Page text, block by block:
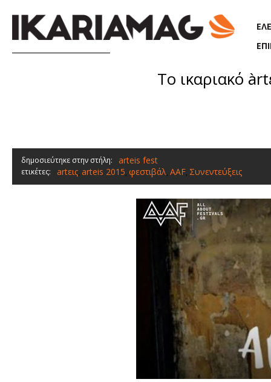
Το ικαριακό
δημοσιεύτηκε στην στήλη: arteis fest
ετικέτες: artεις, arteis 2015, φεστιβάλ, AAF, Συνεντεύξεις